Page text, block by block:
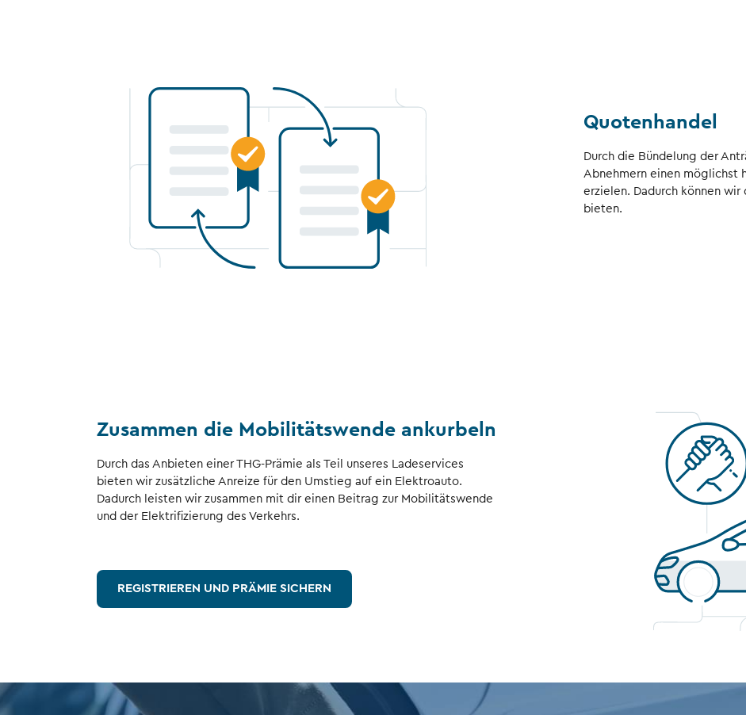
Quotenhandel
Durch die Bündelung der
Abnehmern einen möglichst
erzielen. Dadurch können
bieten.
Zusammen die Mobilitätswende ankurbeln
Durch das Anbieten einer THG-Prämie als Teil unseres Ladeservices
bieten wir zusätzliche Anreize für den Umstieg auf ein Elektroauto.
Dadurch leisten wir zusammen mit dir einen Beitrag zur Mobilitätswende
und der Elektrifizierung des Verkehrs.
REGISTRIEREN UND PRÄMIE SICHERN